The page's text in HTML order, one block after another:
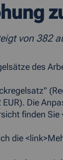
von 382
des
Die
finden Sie
die